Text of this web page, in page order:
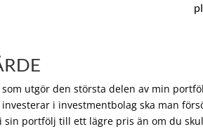
utgör den största delen av min
i investmentbolag ska man
sin portfölj till ett lägre pris än om du